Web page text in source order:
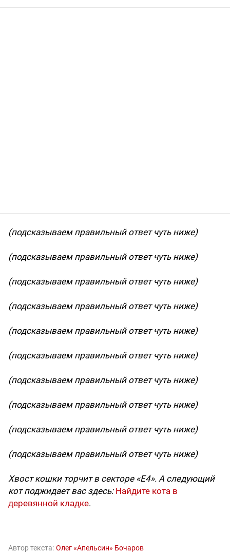
(подсказываем правильный ответ чуть ниже)
(подсказываем правильный ответ чуть ниже)
(подсказываем правильный ответ чуть ниже)
(подсказываем правильный ответ чуть ниже)
(подсказываем правильный ответ чуть ниже)
(подсказываем правильный ответ чуть ниже)
(подсказываем правильный ответ чуть ниже)
(подсказываем правильный ответ чуть ниже)
(подсказываем правильный ответ чуть ниже)
(подсказываем правильный ответ чуть ниже)
Хвост кошки торчит в секторе «E4». А следующий
кот поджидает вас здесь: Найдите кота в
деревянной кладке.
Автор текста: Олег «Апельсин» Бочаров